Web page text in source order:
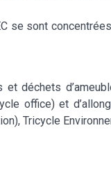
se sont
et déchets
office) et
Tricycle